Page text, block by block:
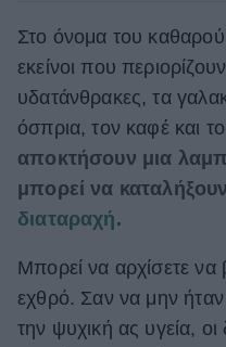
Στο όνομα του καθαρού
εκείνοι που
υδατάνθρακες, τα
όσπρια, τον καφέ και
αποκτήσουν μια
μπορεί να
διαταραχή.
Μπορεί να αρχίσετε
εχθρό. Σαν να μην
την ψυχική ας υγεία,